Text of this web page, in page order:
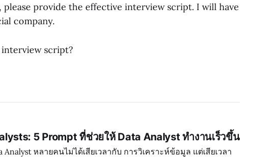
please provide the effective interview script. I will have
company.
interview script?
5 Prompt ที่ช่วยให้ Data Analyst ทำงานเร็วขึ้น
หลายคนไม่ได้เสียเวลากับ การวิเคราะห์ข้อมูล แต่เสียเวลา